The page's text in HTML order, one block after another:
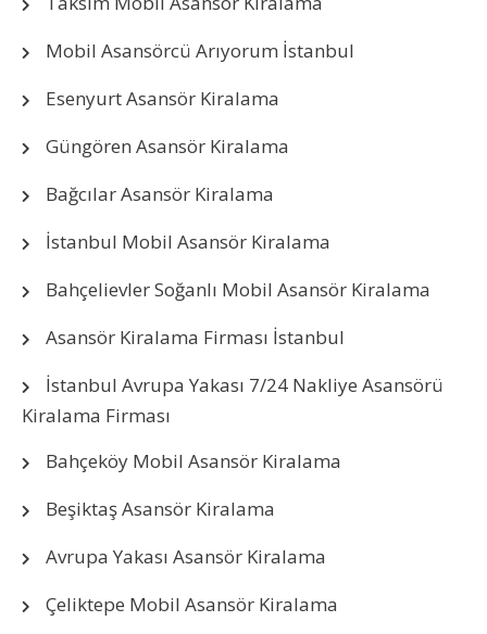
Mobil Asansörcü Arıyorum İstanbul
Esenyurt Asansör Kiralama
Güngören Asansör Kiralama
Bağcılar Asansör Kiralama
İstanbul Mobil Asansör Kiralama
Bahçelievler Soğanlı Mobil Asansör Kiralama
Asansör Kiralama Firması İstanbul
İstanbul Avrupa Yakası 7/24 Nakliye Asansörü
Kiralama Firması
Bahçeköy Mobil Asansör Kiralama
Beşiktaş Asansör Kiralama
Avrupa Yakası Asansör Kiralama
Çeliktepe Mobil Asansör Kiralama